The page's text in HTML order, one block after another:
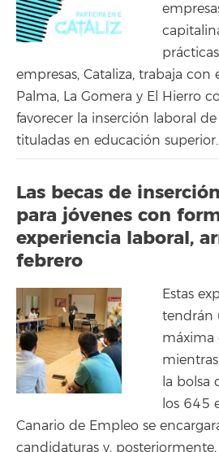
empresas, Cataliza, trabaja con
Palma, La Gomera y El Hierro
favorecer la inserción laboral
tituladas en educación superior.
Las becas de inserción
para jóvenes con
experiencia laboral,
febrero
Estas
tendrán
máxima
la bolsa
los 645
Canario de Empleo se
candidaturas y,